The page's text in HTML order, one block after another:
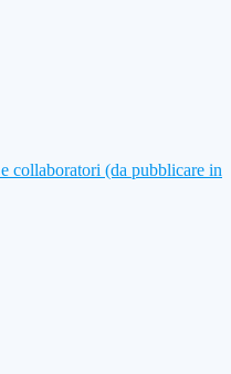
collaboratori (da pubblicare in